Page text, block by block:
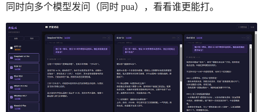
同时向多个模型发问（同时 pua），看看谁更能打。